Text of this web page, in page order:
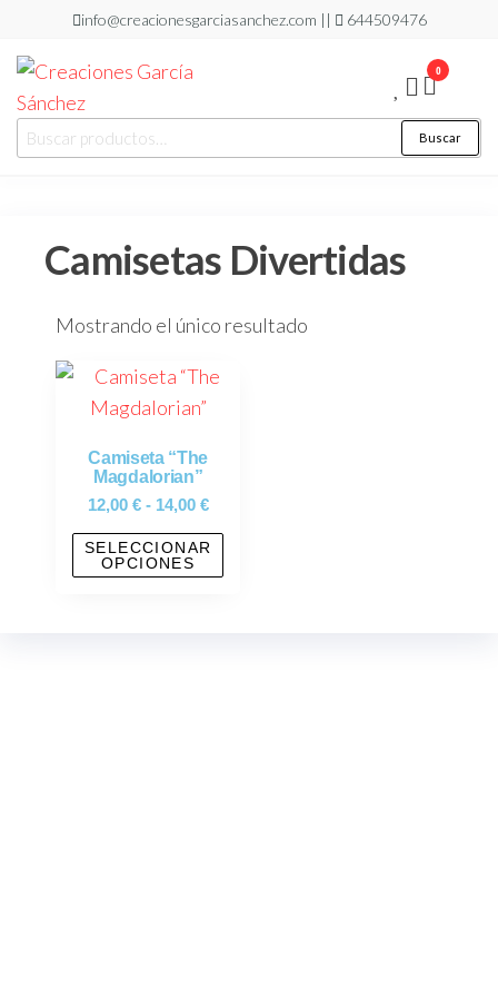
info@creacionesgarciasanchez.com || 644509476
Creaciones
García
regalos
personalizados
Buscar
0
Camisetas Divertidas
Mostrando el único resultado
Camiseta “The
Magdalorian”
12,00 € - 14,00 €
SELECCIONAR
OPCIONES